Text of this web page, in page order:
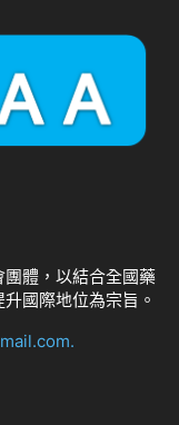
體，以結合全國藥
國際地位為宗旨。
.